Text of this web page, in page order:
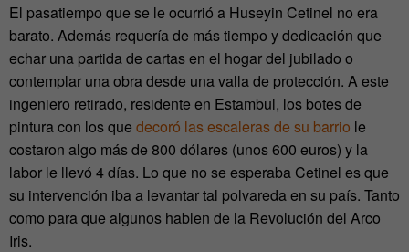
El pasatiempo que se le ocurrió a Huseyin Cetinel no era
barato. Además requería de más tiempo y dedicación que
echar una partida de cartas en el hogar del jubilado o
contemplar una obra desde una valla de protección. A este
ingeniero retirado, residente en Estambul, los botes de
pintura con los que decoró las escaleras de su barrio le
costaron algo más de 800 dólares (unos 600 euros) y la
labor le llevó 4 días. Lo que no se esperaba Cetinel es que
su intervención iba a levantar tal polvareda en su país. Tanto
como para que algunos hablen de la Revolución del Arco
Iris.